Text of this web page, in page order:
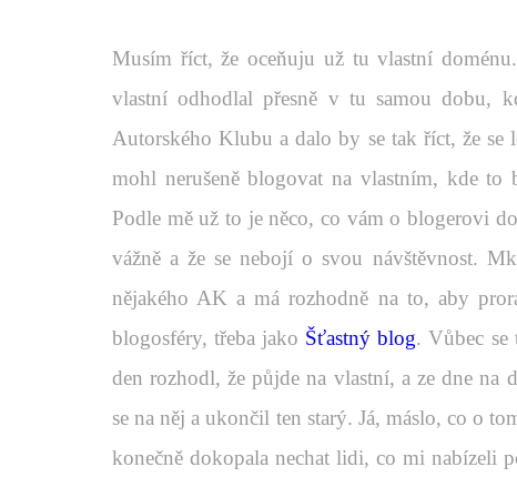
Musím říct, že oceňuju už tu vlastní
vlastní odhodlal přesně v tu samou dobu,
Autorského Klubu a dalo by se tak říct, že se
mohl nerušeně blogovat na vlastním, kde
Podle mě už to je něco, co vám o blogerovi
vážně a že se nebojí o svou návštěvnost.
nějakého AK a má rozhodně na to, aby
blogosféry, třeba jako Šťastný blog. Vůbec se
den rozhodl, že půjde na vlastní, a ze dne
se na něj a ukončil ten starý. Já, máslo, co o
konečně dokopala nechat lidi, co mi nabízeli